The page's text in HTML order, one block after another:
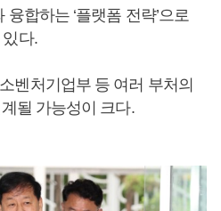
융합하는 ‘플랫폼 전략’으로
다.
벤처기업부 등 여러 부처의
될 가능성이 크다.